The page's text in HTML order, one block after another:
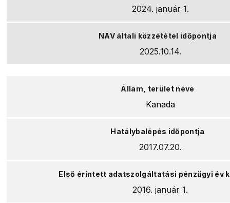
2024. január 1.
2025.10.14.
Kanada
2017.07.20.
2016. január 1.